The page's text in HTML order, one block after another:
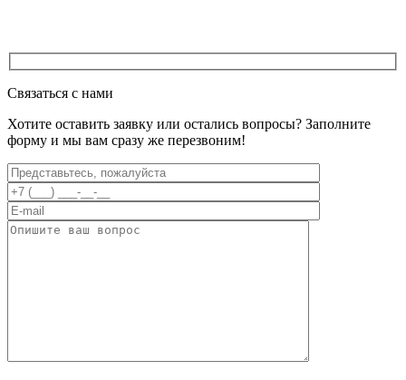
Связаться с нами
Хотите оставить заявку или остались вопросы? Заполните
форму и мы вам сразу же перезвоним!